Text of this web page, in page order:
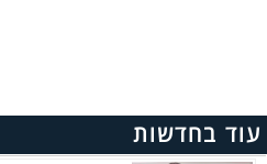
עוד בחדשות